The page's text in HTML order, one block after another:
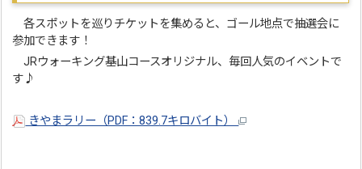
各スポットを巡りチケットを集めると、ゴール地点で抽選会に
参加できます！
JRウォーキング基山コースオリジナル、毎回人気のイベントで
す♪
きやまラリー（PDF：839.7キロバイト）